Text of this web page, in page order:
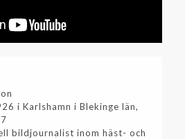
i Karlshamn i Blekinge län,
bildjournalist inom häst- och